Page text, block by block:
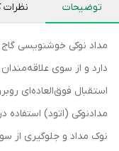
توضیحات نظرات
مداد نوکی خوشنویسی گاج
دارد و از سوی
استقبال فوق‌العاده‌ای
مدادنوکی (اتود)
نوک مداد و جلوگیری از